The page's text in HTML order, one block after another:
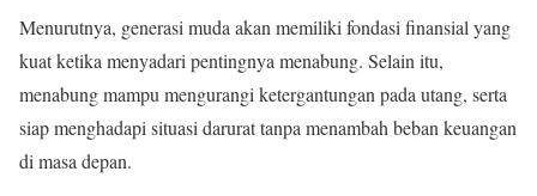
Menurutnya, generasi muda akan memiliki fondasi finansial yang
kuat ketika menyadari pentingnya menabung. Selain itu,
menabung mampu mengurangi ketergantungan pada utang, serta
siap menghadapi situasi darurat tanpa menambah beban keuangan
di masa depan.